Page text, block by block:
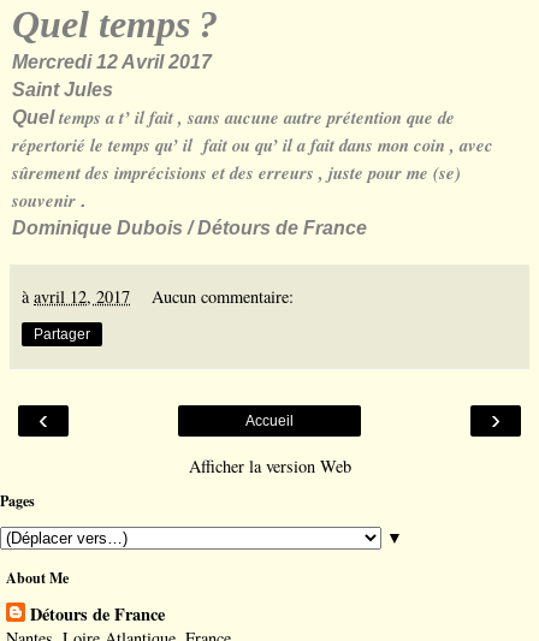
Quel temps ?
Mercredi 12 Avril 2017
Saint Jules
Queltemps a t’ il fait , sans aucune autre prétention que de
répertorié le temps qu’ il fait ou qu’ il a fait dans mon coin , avec
sûrement des imprécisions et des erreurs , juste pour me (se)
souvenir .
Dominique Dubois / Détours de France
à avril 12, 2017 Aucun commentaire:
Partager
‹ ›
Accueil
Afficher la version Web
Pages
▼
About Me
Détours de France